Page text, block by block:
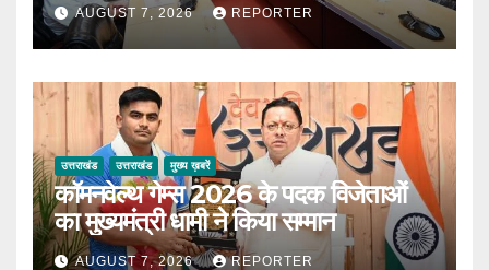
AUGUST 7, 2026 REPORTER
उत्तराखंड उत्तराखंड मुख्य ख़बरें
कॉमनवेल्थ गेम्स 2026 के पदक विजेताओं
का मुख्यमंत्री धामी ने किया सम्मान
AUGUST 7, 2026 REPORTER